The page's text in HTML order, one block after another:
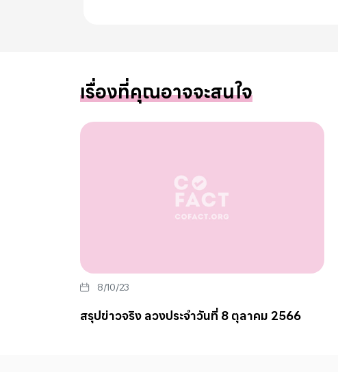
เรื่องที่คุณอาจจะสนใจ
8/10/23
สรุปข่าวจริง ลวงประจำวันที่ 8 ตุลาคม 2566